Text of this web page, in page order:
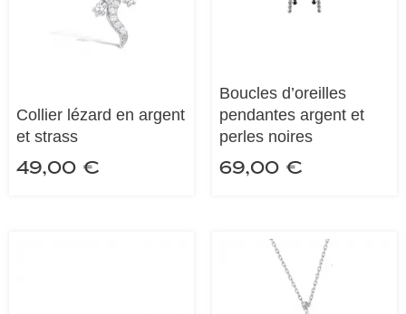
Collier lézard en argent
et strass
49,00 €
Boucles d’oreilles
pendantes argent et
perles noires
69,00 €